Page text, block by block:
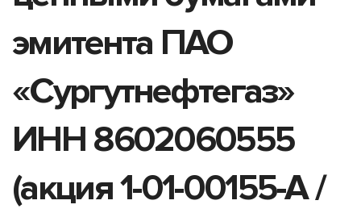
эмитента ПАО
«Сургутнефтегаз»
ИНН 8602060555
(акция 1-01-00155-A /